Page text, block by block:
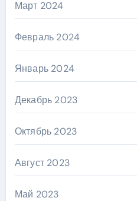
Март 2024
Февраль 2024
Январь 2024
Декабрь 2023
Октябрь 2023
Август 2023
Май 2023